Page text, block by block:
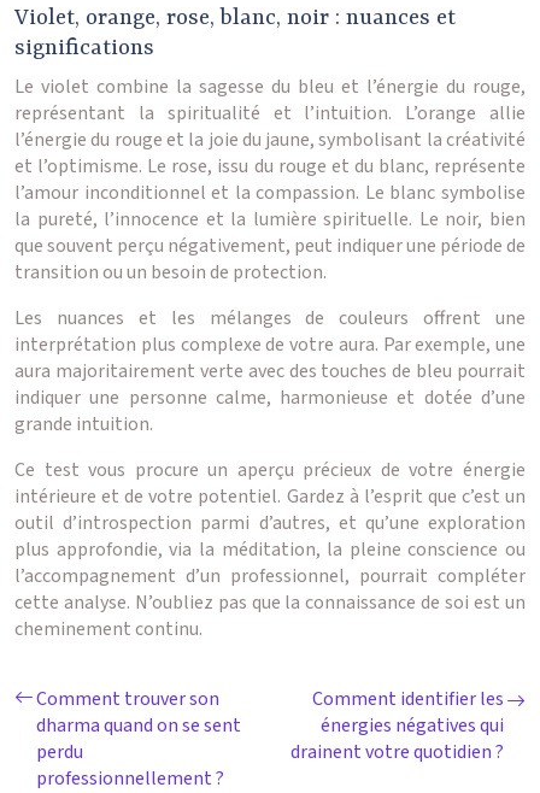
Violet, orange, rose, blanc, noir : nuances et
significations
Le violet combine la sagesse du bleu et l’énergie du rouge,
représentant la spiritualité et l’intuition. L’orange allie
l’énergie du rouge et la joie du jaune, symbolisant la créativité
et l’optimisme. Le rose, issu du rouge et du blanc, représente
l’amour inconditionnel et la compassion. Le blanc symbolise
la pureté, l’innocence et la lumière spirituelle. Le noir, bien
que souvent perçu négativement, peut indiquer une période de
transition ou un besoin de protection.
Les nuances et les mélanges de couleurs offrent une
interprétation plus complexe de votre aura. Par exemple, une
aura majoritairement verte avec des touches de bleu pourrait
indiquer une personne calme, harmonieuse et dotée d’une
grande intuition.
Ce test vous procure un aperçu précieux de votre énergie
intérieure et de votre potentiel. Gardez à l’esprit que c’est un
outil d’introspection parmi d’autres, et qu’une exploration
plus approfondie, via la méditation, la pleine conscience ou
l’accompagnement d’un professionnel, pourrait compléter
cette analyse. N’oubliez pas que la connaissance de soi est un
cheminement continu.
Comment trouver son
dharma quand on se sent
perdu
professionnellement ?
Comment identifier les
énergies négatives qui
drainent votre quotidien ?